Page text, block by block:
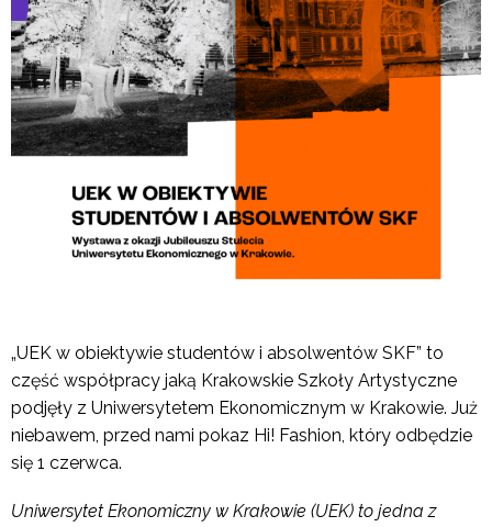
„UEK w obiektywie studentów i absolwentów SKF” to
część współpracy jaką Krakowskie Szkoły Artystyczne
podjęły z Uniwersytetem Ekonomicznym w Krakowie. Już
niebawem, przed nami pokaz Hi! Fashion, który odbędzie
się 1 czerwca.
Uniwersytet Ekonomiczny w Krakowie (UEK) to jedna z